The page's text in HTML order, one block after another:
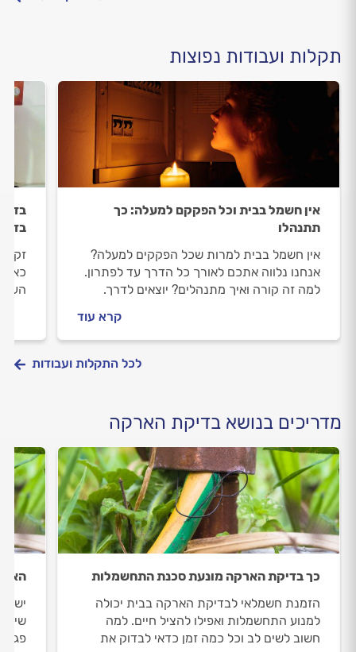
תקלות ועבודות נפוצות
אין חשמל בבית וכל הפקקם למעלה: כך
תתנהלו
אין חשמל בבית למרות שכל הפקקים למעלה?
אנחנו נלווה אתכם לאורך כל הדרך עד לפתרון.
למה זה קורה ואיך מתנהלים? יוצאים לדרך.
קרא עוד
כאן
לכל התקלות ועבודות
מדריכים בנושא בדיקת הארקה
כך בדיקת הארקה מונעת סכנת התחשמלות
הזמנת חשמלאי לבדיקת הארקה בבית יכולה
למנוע התחשמלות ואפילו להציל חיים. למה
חשוב לשים לב וכל כמה זמן כדאי לבדוק את